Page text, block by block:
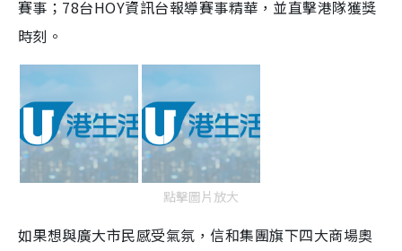
賽事；78台HOY資訊台報導賽事精華，並直擊港隊獲獎
時刻。
點擊圖片放大
如果想與廣大市民感受氣氛，信和集團旗下四大商場奧